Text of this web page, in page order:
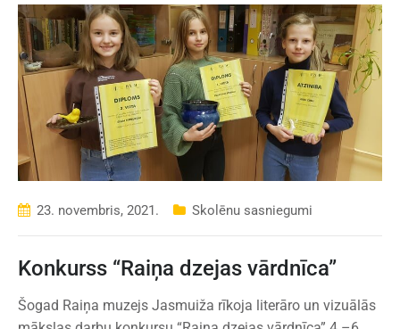
23. novembris, 2021. Skolēnu sasniegumi
Konkurss “Raiņa dzejas vārdnīca”
Šogad Raiņa muzejs Jasmuiža rīkoja literāro un vizuālās